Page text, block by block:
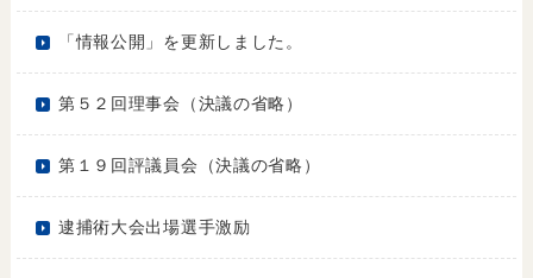
「情報公開」を更新しました。
第５２回理事会（決議の省略）
第１９回評議員会（決議の省略）
逮捕術大会出場選手激励